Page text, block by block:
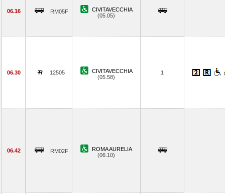
06.16 RM05F
CIVITAVECCHIA
(05.05)
06.30 12505
CIVITAVECCHIA
(05.58)
1
06.42 RM02F
ROMA AURELIA
(06.10)